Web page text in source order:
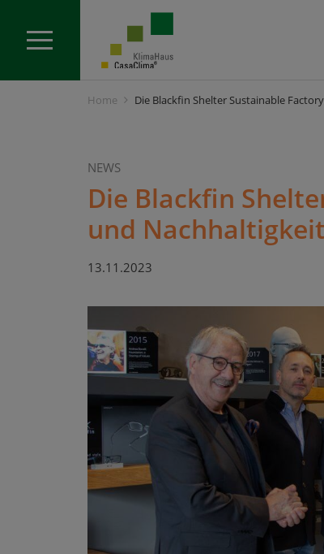
Home Die Blackfin Shelter Sustainable
NEWS
Die Blackfin
und Nachhaltigkeit
13.11.2023